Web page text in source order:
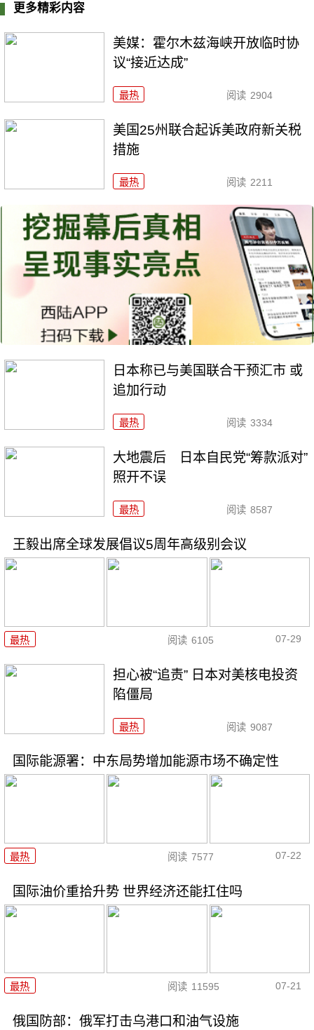
更多精彩内容
美媒：霍尔木兹海峡开放临时协
议“接近达成”
最热 阅读 2904
美国25州联合起诉美政府新关税
措施
最热 阅读 2211
日本称已与美国联合干预汇市 或
追加行动
最热 阅读 3334
大地震后 日本自民党“筹款派对”
照开不误
最热 阅读 8587
王毅出席全球发展倡议5周年高级别会议
最热 阅读 6105 07-29
担心被“追责” 日本对美核电投资
陷僵局
最热 阅读 9087
国际能源署：中东局势增加能源市场不确定性
最热 阅读 7577 07-22
国际油价重拾升势 世界经济还能扛住吗
最热 阅读 11595 07-21
俄国防部：俄军打击乌港口和油气设施